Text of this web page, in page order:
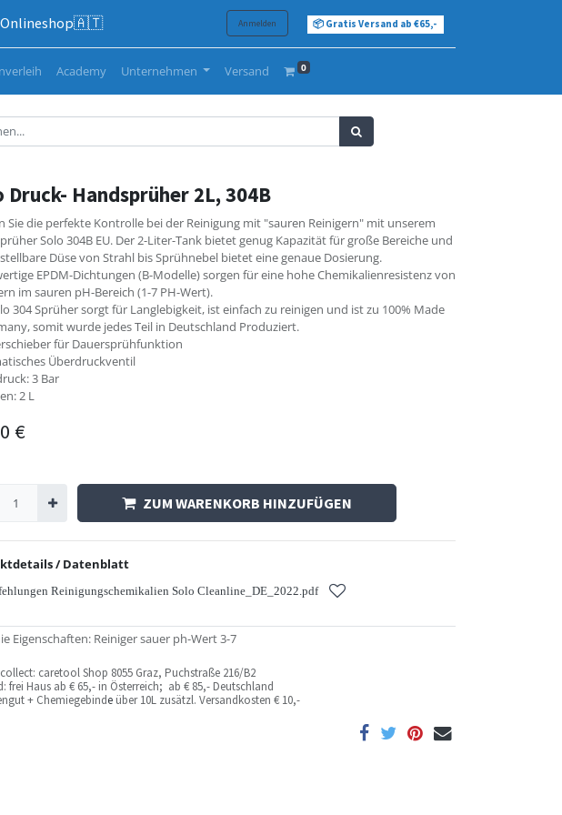
Onlineshop🇦🇹 Anmelden 📦 Gratis Versand ab €65,-
Academy Unternehmen Versand 0
Druck- Handsprüher 2L, 304B
Sie die perfekte Kontrolle bei der Reinigung mit "sauren Reinigern" mit unserem
Solo 304B EU. Der 2-Liter-Tank bietet genug Kapazität für große Bereiche und
Düse von Strahl bis Sprühnebel bietet eine genaue Dosierung.
EPDM-Dichtungen (B-Modelle) sorgen für eine hohe Chemikalienresistenz von
im sauren pH-Bereich (1-7 PH-Wert).
304 Sprüher sorgt für Langlebigkeit, ist einfach zu reinigen und ist zu 100% Made
somit wurde jedes Teil in Deutschland Produziert.
für Dauersprühfunktion
Überdruckventil
3 Bar
2 L
€
ZUM WARENKORB HINZUFÜGEN
/ Datenblatt
Reinigungschemikalien Solo Cleanline_DE_2022.pdf
Eigenschaften: Reiniger sauer ph-Wert 3-7
caretool Shop 8055 Graz, Puchstraße 216/B2
frei Haus ab € 65,- in Österreich; ab € 85,- Deutschland
+ Chemiegebinde über 10L zusätzl. Versandkosten € 10,-